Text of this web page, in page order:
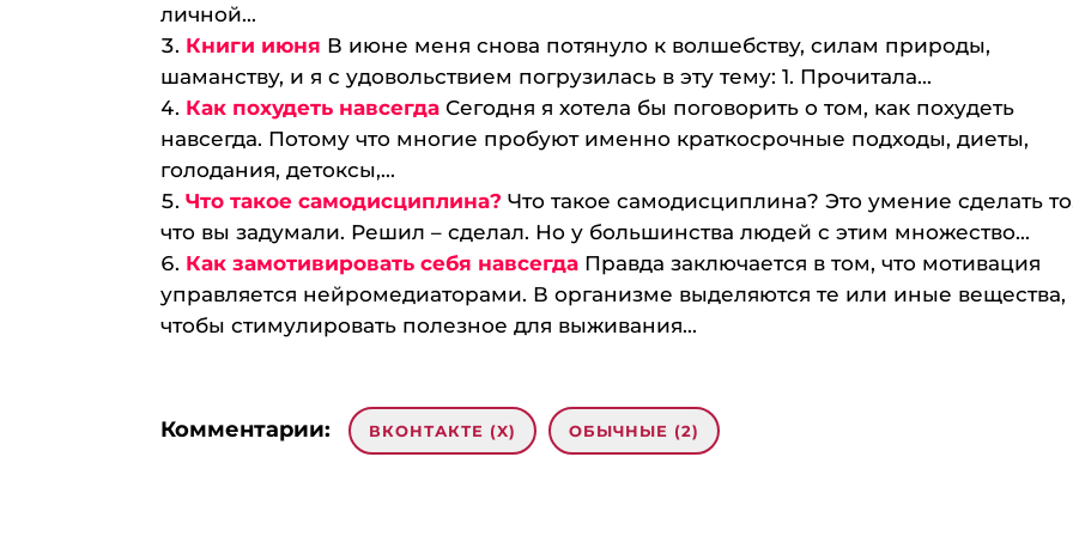
личной...
Книги июня В июне меня снова потянуло к волшебству, силам природы,
шаманству, и я с удовольствием погрузилась в эту тему: 1. Прочитала...
Как похудеть навсегда Сегодня я хотела бы поговорить о том, как похудеть
навсегда. Потому что многие пробуют именно краткосрочные подходы, диеты,
голодания, детоксы,...
Что такое самодисциплина? Что такое самодисциплина? Это умение сделать
что вы задумали. Решил – сделал. Но у большинства людей с этим множество...
Как замотивировать себя навсегда Правда заключается в том, что мотивация
управляется нейромедиаторами. В организме выделяются те или иные вещества,
чтобы стимулировать полезное для выживания...
Комментарии: ВКОНТАКТЕ (X) ОБЫЧНЫЕ (2)